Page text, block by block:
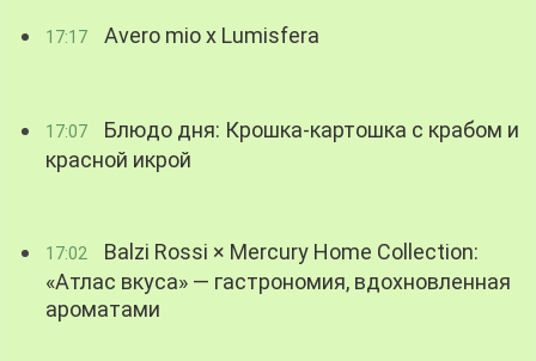
17:17 Avero mio x Lumisfera
17:07
Блюдо дня: Крошка-картошка с крабом и
красной икрой
17:02
Balzi Rossi × Mercury Home Collection:
«Атлас вкуса» — гастрономия, вдохновленная
ароматами